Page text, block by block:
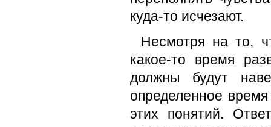
куда-то исчезают.
Несмотря на то,
какое-то время
должны будут
определенное
этих понятий.